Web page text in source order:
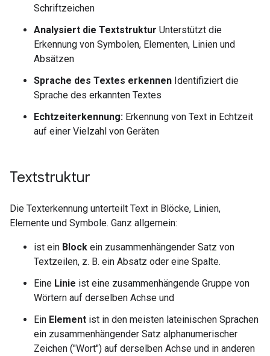
Schriftzeichen
Analysiert die Textstruktur Unterstützt die
Erkennung von Symbolen, Elementen, Linien und
Absätzen
Sprache des Textes erkennen Identifiziert die
Sprache des erkannten Textes
Echtzeiterkennung: Erkennung von Text in Echtzeit
auf einer Vielzahl von Geräten
Textstruktur
Die Texterkennung unterteilt Text in Blöcke, Linien,
Elemente und Symbole. Ganz allgemein:
ist ein Block ein zusammenhängender Satz von
Textzeilen, z. B. ein Absatz oder eine Spalte.
Eine Linie ist eine zusammenhängende Gruppe von
Wörtern auf derselben Achse und
Ein Element ist in den meisten lateinischen Sprachen
ein zusammenhängender Satz alphanumerischer
Zeichen ("Wort") auf derselben Achse und in anderen